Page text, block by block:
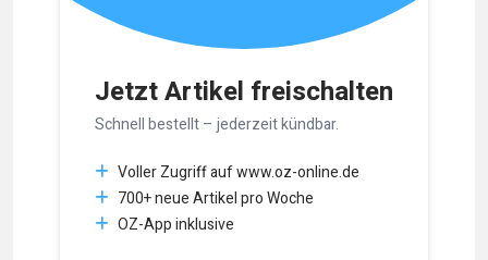
Jetzt Artikel freischalten
Schnell bestellt – jederzeit kündbar.
Voller Zugriff auf www.oz-online.de
700+ neue Artikel pro Woche
OZ-App inklusive